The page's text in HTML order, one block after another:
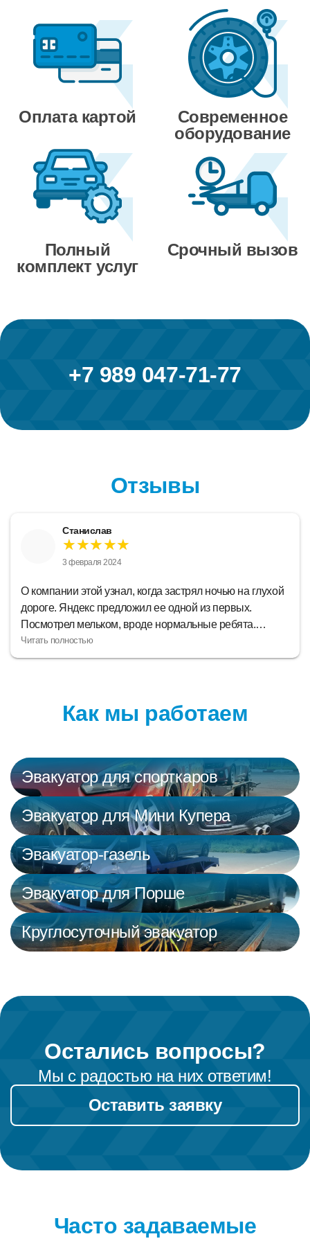
Оплата картой
Современное
оборудование
Полный
комплект услуг
Срочный вызов
+7 989 047-71-77
Отзывы
ночью на глухой
из первых.
ребята.
детали и через 45
сервис за
Сервис для тех, кто ценит свое
Подача машины четко в срок.
вежливый, но еще и толковый,
отгрузка по всем правилам. Ну
Как мы работаем
Эвакуатор для спорткаров
Эвакуатор для Мини Купера
Эвакуатор-газель
Эвакуатор для Порше
Круглосуточный эвакуатор
Остались вопросы?
Мы с радостью на них ответим!
Оставить заявку
Часто задаваемые